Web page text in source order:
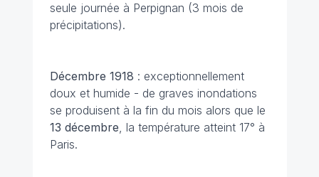
seule journée à Perpignan (3 mois de
précipitations).
Décembre 1918 : exceptionnellement
doux et humide - de graves inondations
se produisent à la fin du mois alors que le
13 décembre, la température atteint 17° à
Paris.